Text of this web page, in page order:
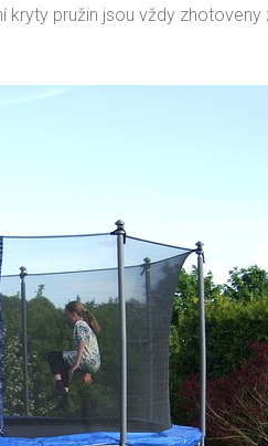
pružin jsou vždy zhotoveny